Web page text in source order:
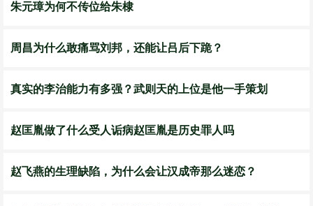
朱元璋为何不传位给朱棣
周昌为什么敢痛骂刘邦，还能让吕后下跪？
真实的李治能力有多强？武则天的上位是他一手策划
赵匡胤做了什么受人诟病赵匡胤是历史罪人吗
赵飞燕的生理缺陷，为什么会让汉成帝那么迷恋？